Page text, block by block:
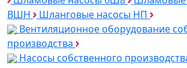
ВШН
Шланговые насосы НП
Вентиляционное оборудование
производства
Насосы собственного